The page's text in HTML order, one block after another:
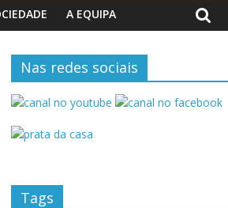
A EQUIPA
Nas redes sociais
Tags